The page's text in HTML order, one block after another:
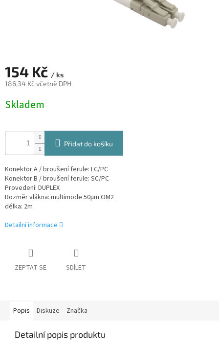
154 Kč / ks
186,34 Kč včetně DPH
cena:
Skladem
Přidat do košíku
Konektor A / broušení ferule: LC/PC
Konektor B / broušení ferule: SC/PC
Provedení: DUPLEX
Rozměr vlákna: multimode 50µm OM2
délka: 2m
Detailní informace
ZEPTAT SE SDÍLET
Popis Diskuze Značka
Detailní popis produktu